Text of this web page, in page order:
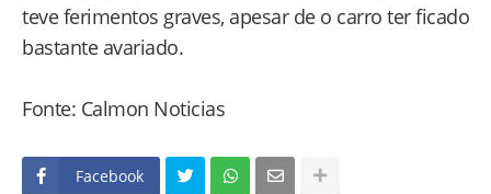
teve ferimentos graves, apesar de o carro ter ficado
bastante avariado.
Fonte: Calmon Noticias
Facebook